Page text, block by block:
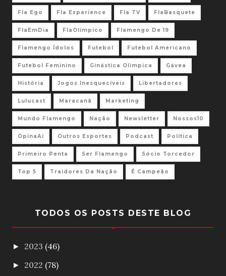
Fla Ego Fla Experience Fla TV FlaBasquete
FlaEmDia FlaOlímpico Flamengo De 19
Flamengo Ídolos Futebol Futebol Americano
Futebol Feminino Ginástica Olimpica Gávea
História Jogos Inesquecíveis Libertadores
Lulucast Maracanã Marketing
Mundo Flamengo Nação Newsletter Nossos10
OpinaAi Outros Esportes Podcast Política
Primeiro Penta Ser Flamengo Sócio Torcedor
Top 5 Traidores Da Nação É Campeão
TODOS OS POSTS DESTE BLOG
► 2023 (46)
► 2022 (78)